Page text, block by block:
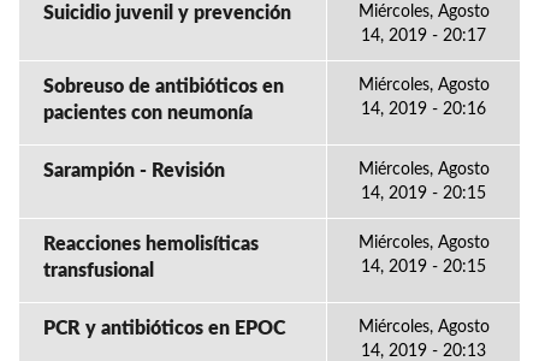
Suicidio juvenil y prevención
Miércoles, Agosto
14, 2019 - 20:17
Sobreuso de antibióticos en
pacientes con neumonía
Miércoles, Agosto
14, 2019 - 20:16
Sarampión - Revisión
Miércoles, Agosto
14, 2019 - 20:15
Reacciones hemolisíticas
transfusional
Miércoles, Agosto
14, 2019 - 20:15
PCR y antibióticos en EPOC
Miércoles, Agosto
14, 2019 - 20:13